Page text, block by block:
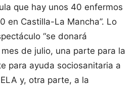
que hay unos 40 enfermos
en Castilla-La Mancha”. Lo
“se donará
de julio, una parte para la
para ayuda sociosanitaria a
y, otra parte, a la